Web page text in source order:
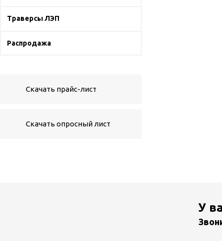
Траверсы ЛЭП
Распродажа
Скачать прайс-лист
Скачать опросный лист
У